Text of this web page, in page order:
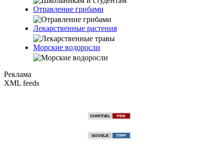
Отравление грибами
Лекарственные растения
Морские водоросли
Реклама
XML feeds